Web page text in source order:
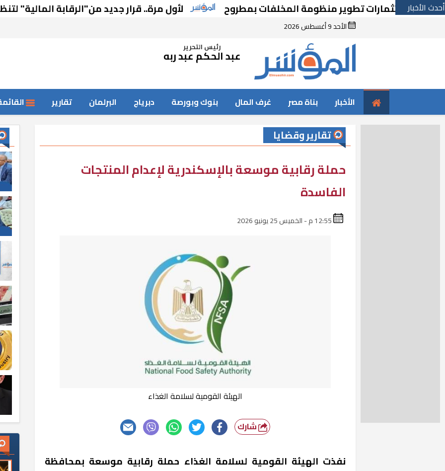
أحدث الأخبار لأول مرة.. قرار جديد من"الرقابة المالية" لتنظم
الأحد 9 أغسطس 2026
رئيس التحرير
عبد الحكم عبد ربه
الأخبار بناة مصر غرف المال بنوك وبورصة دبرياج البرلمان تقارير
تقارير وقضايا
حملة رقابية موسعة بالإسكندرية لإعدام المنتجات
الفاسدة
الهيئة القومية لسلامة الغذاء
شارك
نفذت الهيئة القومية لسلامة الغذاء حملة رقابية موسعة بمحافظة